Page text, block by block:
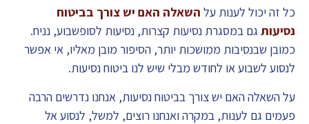
כל זה יכול לענות על השאלה האם יש צורך בביטוח
נסיעות גם במסגרת נסיעות קצרות, נסיעות לסופשבוע, נניח.
כמובן שבנסיבות ממושכות יותר, הסיפור מובן מאליו, אי אפשר
לנסוע לשבוע או לחודש מבלי שיש לנו ביטוח נסיעות.
על השאלה האם יש צורך בביטוח נסיעות, אנחנו נדרשים הרבה
פעמים גם לענות, במקרה ואנחנו רוצים, למשל, לנסוע אל